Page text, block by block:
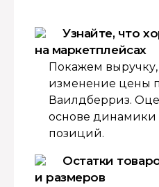
Узнайте, что
на маркетплейсах
Покажем выручку,
изменение цены
Ваилдберриз.
основе динамики
позиций.
Остатки
и размеров